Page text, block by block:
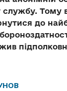
службу.
до